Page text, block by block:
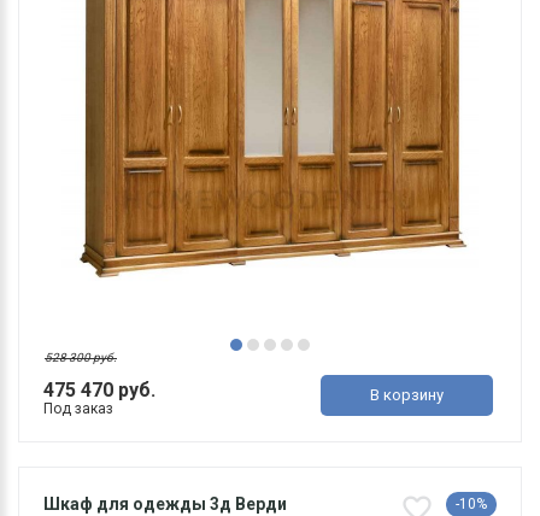
475 470 руб.
528 300 руб.
Под заказ
В корзину
Шкаф для одежды 3д Верди
-10%